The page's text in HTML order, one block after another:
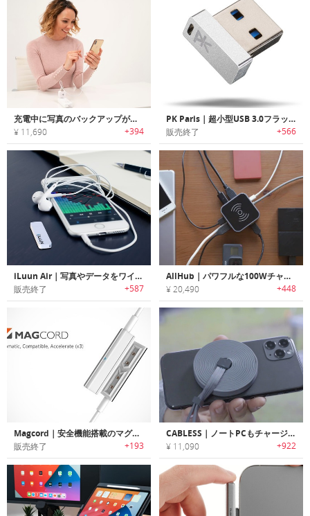
充電中に写真のバックアップが行えるメディアアクセスソリューション「HyperCube（ハイパーキューブ）」
¥ 11,690 +394
PK Paris｜超小型USB 3.0フラッシュドライブ
販売終了 +566
iLuun Air｜写真やデータをワイヤレスで保存可能なフラッシュドライブ「アイルーンエアー」
販売終了 +587
AllHub｜パワフルな100Wチャージが行えるUSB-Cドッキングステーション「オールハブ」
¥ 20,490 +448
Magcord｜安全機能搭載のマグネットアタッチ式高速充電ケーブル「マグコード」
販売終了 +193
CABLESS｜ノートPCもチャージ可能な15-in-1充電ケーブル「ケーブレス」
¥ 11,090 +922